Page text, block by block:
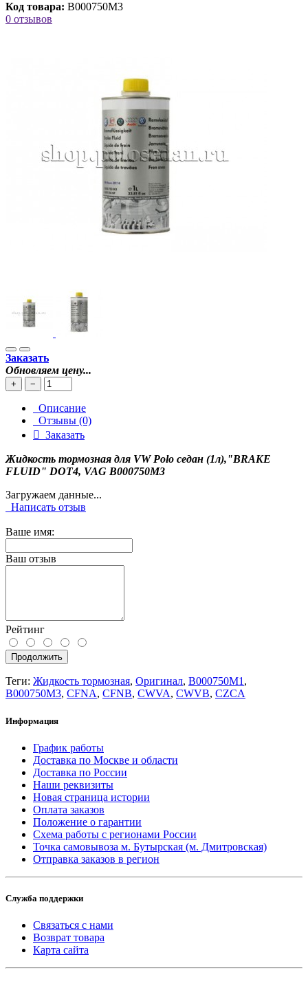
Код товара: B000750M3
0 отзывов
Заказать
Обновляем цену...
+ −
Описание
Отзывы (0)
Заказать
Жидкость тормозная для VW Polo седан (1л),"BRAKE
FLUID" DOT4, VAG B000750M3
Загружаем данные...
Написать отзыв
Ваше имя:
Ваш отзыв
Рейтинг
Продолжить
Теги: Жидкость тормозная, Оригинал, B000750M1,
B000750M3, CFNA, CFNB, CWVA, CWVB, CZCA
Информация
График работы
Доставка по Москве и области
Доставка по России
Наши реквизиты
Новая страница истории
Оплата заказов
Положение о гарантии
Схема работы с регионами России
Точка самовывоза м. Бутырская (м. Дмитровская)
Отправка заказов в регион
Служба поддержки
Связаться с нами
Возврат товара
Карта сайта